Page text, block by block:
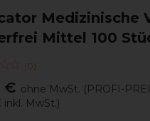
Medizinische
Mittel 100
(0)
€ ohne MwSt. (PROFI-
inkl. MwSt.)